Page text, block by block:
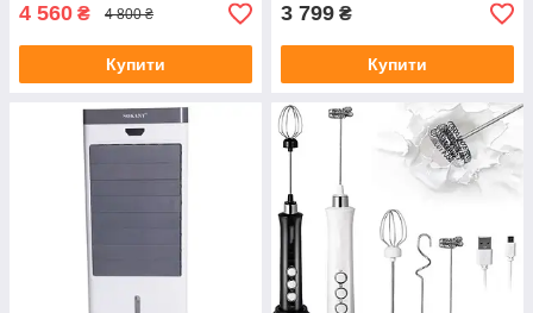
4 560 ₴ 4 800 ₴
Купити
3 799 ₴
Купити